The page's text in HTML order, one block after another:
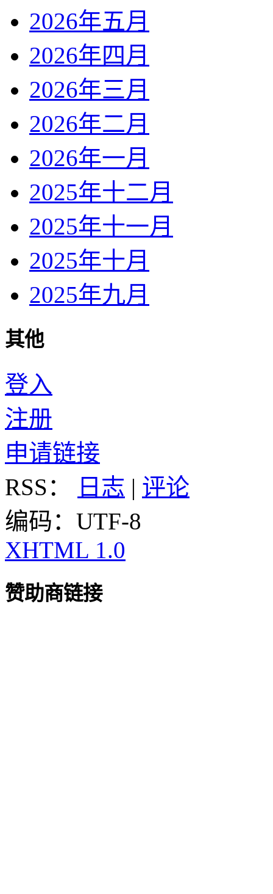
2026年五月
2026年四月
2026年三月
2026年二月
2026年一月
2025年十二月
2025年十一月
2025年十月
2025年九月
其他
登入
注册
申请链接
RSS：
日志 | 评论
编码：UTF-8
XHTML 1.0
赞助商链接